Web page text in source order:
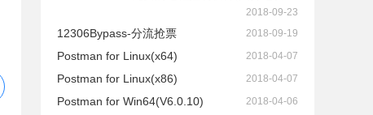
2018-09-23
12306Bypass-分流抢票 2018-09-19
Postman for Linux(x64) 2018-04-07
Postman for Linux(x86) 2018-04-07
Postman for Win64(V6.0.10) 2018-04-06